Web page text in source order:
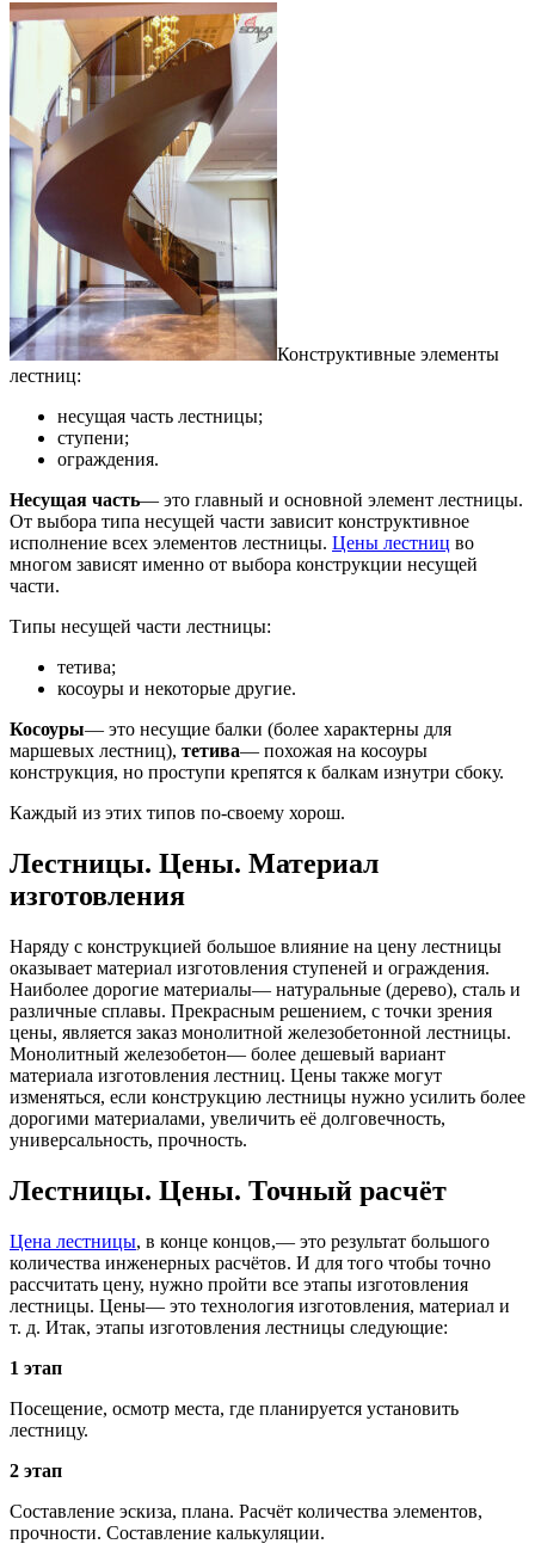
Конструктивные элементы
лестниц:
несущая часть лестницы;
ступени;
ограждения.
Несущая часть— это главный и основной элемент лестницы.
От выбора типа несущей части зависит конструктивное
исполнение всех элементов лестницы. Цены лестниц во
многом зависят именно от выбора конструкции несущей
части.
Типы несущей части лестницы:
тетива;
косоуры и некоторые другие.
Косоуры— это несущие балки (более характерны для
маршевых лестниц), тетива— похожая на косоуры
конструкция, но проступи крепятся к балкам изнутри сбоку.
Каждый из этих типов по-своему хорош.
Лестницы. Цены. Материал
изготовления
Наряду с конструкцией большое влияние на цену лестницы
оказывает материал изготовления ступеней и ограждения.
Наиболее дорогие материалы— натуральные (дерево), сталь и
различные сплавы. Прекрасным решением, с точки зрения
цены, является заказ монолитной железобетонной лестницы.
Монолитный железобетон— более дешевый вариант
материала изготовления лестниц. Цены также могут
изменяться, если конструкцию лестницы нужно усилить более
дорогими материалами, увеличить её долговечность,
универсальность, прочность.
Лестницы. Цены. Точный расчёт
Цена лестницы, в конце концов,— это результат большого
количества инженерных расчётов. И для того чтобы точно
рассчитать цену, нужно пройти все этапы изготовления
лестницы. Цены— это технология изготовления, материал и
т. д. Итак, этапы изготовления лестницы следующие:
1 этап
Посещение, осмотр места, где планируется установить
лестницу.
2 этап
Составление эскиза, плана. Расчёт количества элементов,
прочности. Составление калькуляции.